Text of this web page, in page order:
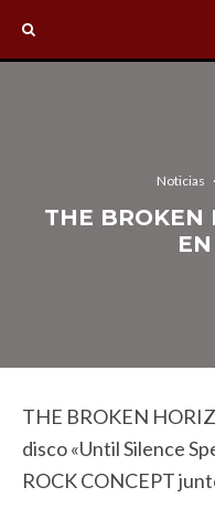
Noticias ·
THE BROKEN
THE BROKEN
disco «Until Silence
ROCK CONCEPT